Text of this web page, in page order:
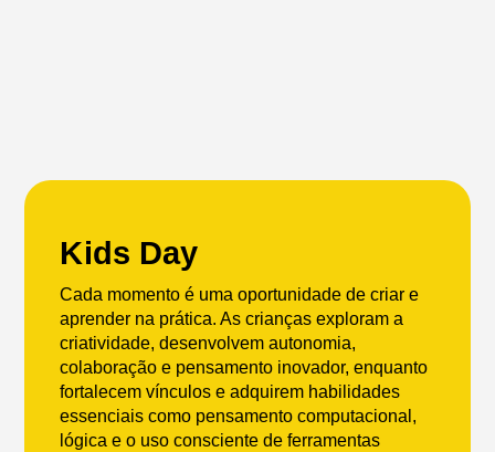
Kids Day
Cada momento é uma oportunidade de criar e
aprender na prática. As crianças exploram a
criatividade, desenvolvem autonomia,
colaboração e pensamento inovador, enquanto
fortalecem vínculos e adquirem habilidades
essenciais como pensamento computacional,
lógica e o uso consciente de ferramentas